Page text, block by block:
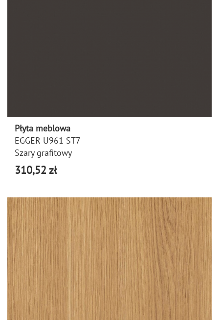
Płyta meblowa
EGGER U961 ST7
Szary grafitowy
310,52 zł